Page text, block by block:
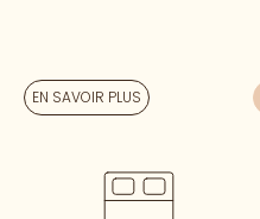
EN SAVOIR PLUS